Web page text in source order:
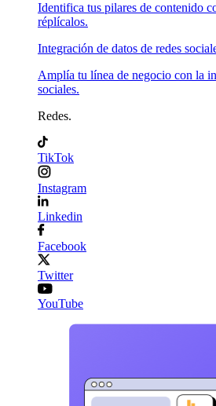
Identifica tus pilares de contenido
réplícalos.
Integración de datos de redes
Amplía tu línea de negocio con la
sociales.
Redes.
TikTok
Instagram
Linkedin
Facebook
Twitter
YouTube